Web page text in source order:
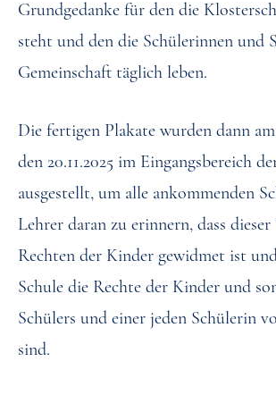
Grundgedanke für den die
steht und den die Schülerinnen und
Gemeinschaft täglich leben.
Die fertigen Plakate wurden dann
den 20.11.2025 im Eingangsbereich
ausgestellt, um alle ankommenden
Lehrer daran zu erinnern, dass dieser
Rechten der Kinder gewidmet ist
Schule die Rechte der Kinder und
Schülers und einer jeden Schülerin
sind.